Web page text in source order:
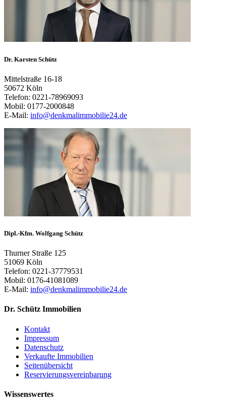
Dr. Karsten Schütz
Mittelstraße 16-18
50672 Köln
Telefon: 0221-78969093
Mobil: 0177-2000848
E-Mail: info@denkmalimmobilie24.de
Dipl.-Kfm. Wolfgang Schütz
Thurner Straße 125
51069 Köln
Telefon: 0221-37779531
Mobil: 0176-41081089
E-Mail: info@denkmalimmobilie24.de
Dr. Schütz Immobilien
Kontakt
Impressum
Datenschutz
Verkaufte Immobilien
Seitenübersicht
Reservierungsvereinbarung
Wissenswertes